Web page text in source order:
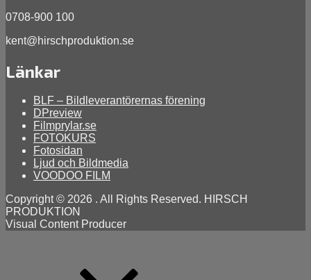
0708-900 100
kent@hirschproduktion.se
Länkar
BLF – Bildleverantörernas förening
DPreview
Filmprylar.se
FOTOKURS
Fotosidan
Ljud och Bildmedia
VOODOO FILM
Copyright © 2026 . All Rights Reserved. HIRSCH
PRODUKTION
Visual Content Producer